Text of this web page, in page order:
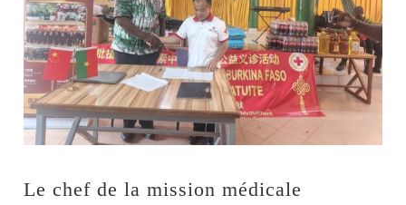
Le chef de la mission médicale